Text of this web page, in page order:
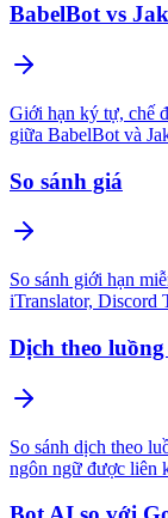
BabelBot vs
Giới hạn ký tự, chế
giữa BabelBot và
So sánh giá
So sánh giới hạn
iTranslator, Discord
Dịch theo
So sánh dịch theo
ngôn ngữ được liên